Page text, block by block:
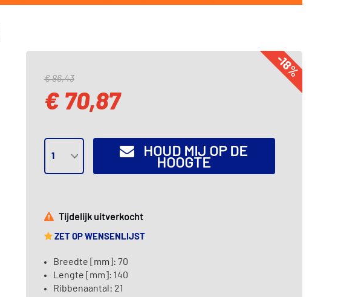
-18%
€ 86,43
€ 70,87
HOUD MIJ OP DE
HOOGTE
Tijdelijk uitverkocht
ZET OP WENSENLIJST
Breedte [mm]: 70
Lengte [mm]: 140
Ribbenaantal: 21